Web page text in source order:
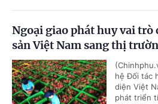
Ngoại giao phát huy vai trò
sản Việt Nam sang thị
hệ Đối tác
diện Việt
phát triển